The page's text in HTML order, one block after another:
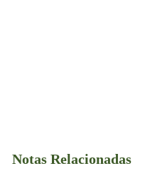
Notas Relacionadas